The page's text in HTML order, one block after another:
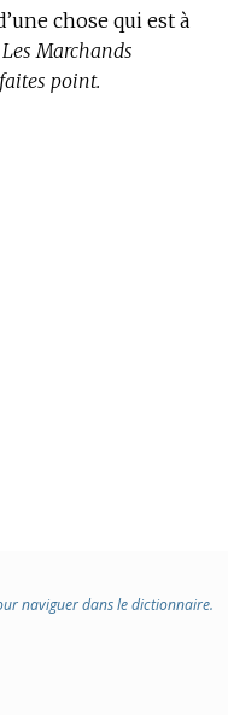
chose qui est à
Marchands
point.
naviguer dans le dictionnaire.